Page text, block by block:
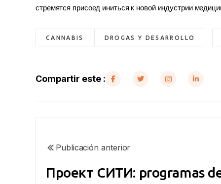
стремятся присоед иниться к новой индустрии
CANNABIS DROGAS Y DESARROLLO
Compartir este :
Publicación anterior
Проект СИТИ: programas